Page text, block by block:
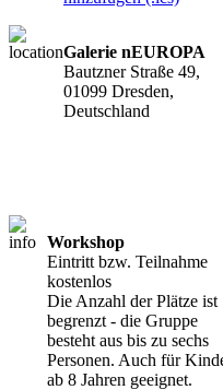
Galerie nEUROPA
Bautzner Straße 49,
01099 Dresden,
Deutschland
Workshop
Eintritt bzw. Teilnahme
kostenlos
Die Anzahl der Plätze ist
begrenzt - die Gruppe
besteht aus bis zu sechs
Personen. Auch für
ab 8 Jahren geeignet.